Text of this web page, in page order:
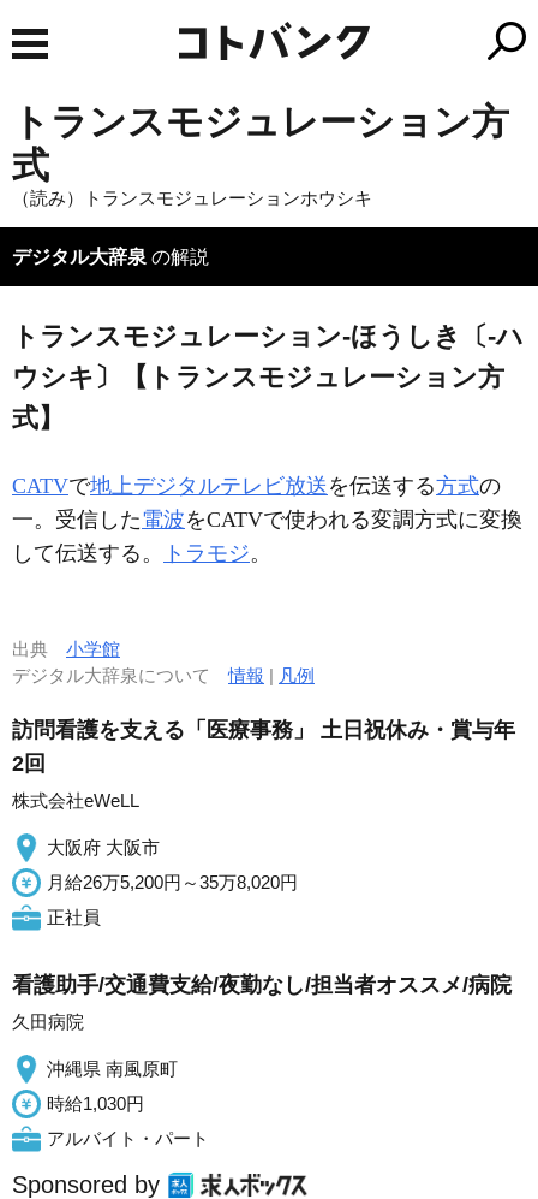
トランスモジュレーション方
式
（読み）トランスモジュレーションホウシキ
デジタル大辞泉 の解説
トランスモジュレーション‐ほうしき〔‐ハ
ウシキ〕【トランスモジュレーション方
式】
CATVで地上デジタルテレビ放送 を伝送する方式の
一。受信した電波をCATVで使われる変調方式に変換
して伝送する。
トラモジ。
出典 小学館
デジタル大辞泉について情報 | 凡例
訪問看護を支える「医療事務」 土日祝休み・賞与年
2回
株式会社eWeLL
大阪府 大阪市
月給26万5,200円～35万8,020円
正社員
看護助手/交通費支給/夜勤なし/担当者オススメ/病院
久田病院
沖縄県 南風原町
時給1,030円
アルバイト・パート
Sponsored by